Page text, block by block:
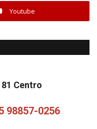
Youtube
Centro
98857-0256